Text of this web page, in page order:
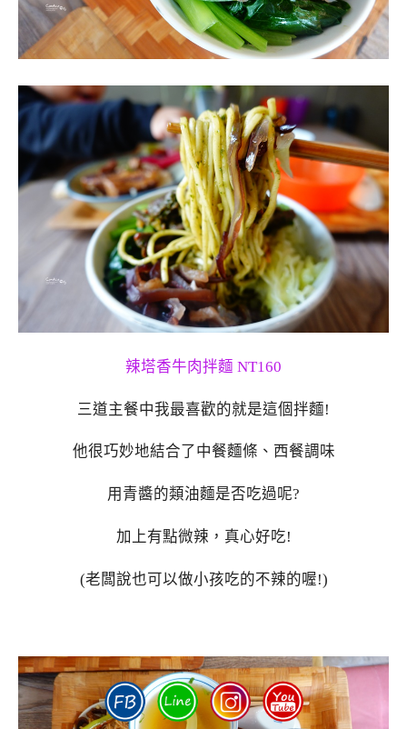
辣塔香牛肉拌麵 NT160
三道主餐中我最喜歡的就是這個拌麵!
他很巧妙地結合了中餐麵條、西餐調味
用青醬的類油麵是否吃過呢?
加上有點微辣，真心好吃!
(老闆說也可以做小孩吃的不辣的喔!)